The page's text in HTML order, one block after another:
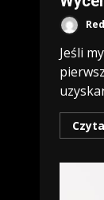
Jeśli